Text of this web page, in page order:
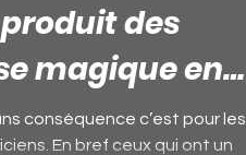
des
magique en
conséquence c’est pour les
En bref ceux qui ont un